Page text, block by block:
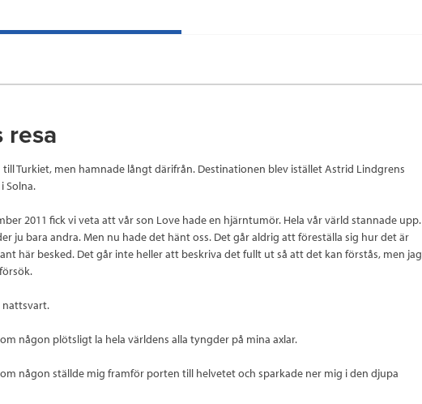
resa
till Turkiet, men hamnade långt därifrån. Destinationen blev istället Astrid Lindgrens
Solna.
2011 fick vi veta att vår son Love hade en hjärntumör. Hela vår värld stannade upp.
ju bara andra. Men nu hade det hänt oss. Det går aldrig att föreställa sig hur det är
här besked. Det går inte heller att beskriva det fullt ut så att det kan förstås, men jag
nattsvart.
någon plötsligt la hela världens alla tyngder på mina axlar.
någon ställde mig framför porten till helvetet och sparkade ner mig i den djupa